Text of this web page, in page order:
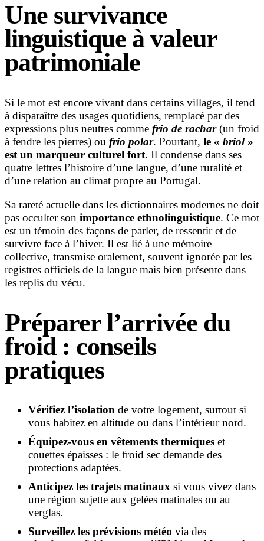
Une survivance
linguistique à valeur
patrimoniale
Si le mot est encore vivant dans certains villages, il tend
à disparaître des usages quotidiens, remplacé par des
expressions plus neutres comme frio de rachar(un froid
à fendre les pierres) ou frio polar. Pourtant, le « briol »
est un marqueur culturel fort. Il condense dans ses
quatre lettres l’histoire d’une langue, d’une ruralité et
d’une relation au climat propre au Portugal.
Sa rareté actuelle dans les dictionnaires modernes ne doit
pas occulter son importance ethnolinguistique. Ce mot
est un témoin des façons de parler, de ressentir et de
survivre face à l’hiver. Il est lié à une mémoire
collective, transmise oralement, souvent ignorée par les
registres officiels de la langue mais bien présente dans
les replis du vécu.
Préparer l’arrivée du
froid : conseils
pratiques
Vérifiez l’isolation de votre logement, surtout si
vous habitez en altitude ou dans l’intérieur nord.
Équipez-vous en vêtements thermiques et
couettes épaisses : le froid sec demande des
protections adaptées.
Anticipez les trajets matinaux si vous vivez dans
une région sujette aux gelées matinales ou au
verglas.
Surveillez les prévisions météo via des